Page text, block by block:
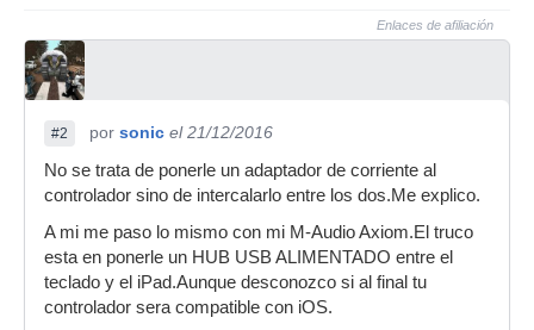
Enlaces de afiliación
#2 por sonic el 21/12/2016
No se trata de ponerle un adaptador de corriente al
controlador sino de intercalarlo entre los dos.Me explico.
A mi me paso lo mismo con mi M-Audio Axiom.El truco
esta en ponerle un HUB USB ALIMENTADO entre el
teclado y el iPad.Aunque desconozco si al final tu
controlador sera compatible con iOS.